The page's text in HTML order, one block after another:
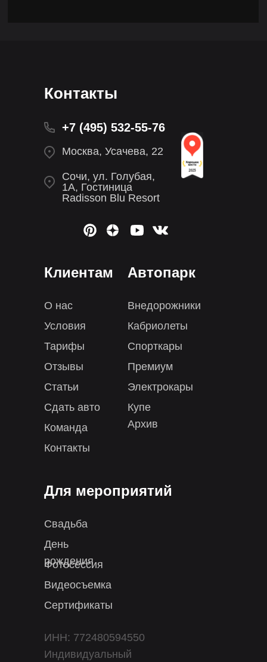
Клиентам
О нас
Условия
Тарифы
Отзывы
Статьи
Контакты
Автопарк
Внедорожники
Кабриолеты
Спорткары
Премиум
Электрокары
Купе
Архив
Для мероприятий
Свадьба
День
рождения
Фотосессия
Видеосъемка
Контакты
+7 (495) 532-55-76
Москва, Усачева, 22
ИНН: 772480594550
Индивидуальный
Сертификаты
Сочи, ул. Голубая,
1А, Гостиница
Radisson Blu Resort
Сдать авто
Команда